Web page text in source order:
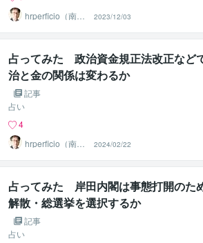
hrperficio（南仙
台の父）
2023/12/03
占ってみた 政治資金規正法改正など
治と金の関係は変わるか
記事
占い
4
hrperficio（南仙
台の父）
2024/02/22
占ってみた 岸田内閣は事態打開のた
解散・総選挙を選択するか
記事
占い